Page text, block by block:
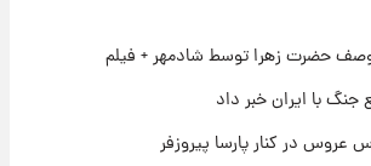
قیمت‌ها تغییر کرد
وصف حضرت زهرا توسط شادمهر + فیلم
جنگ با ایران خبر داد
عروس در کنار پارسا پیروزفر